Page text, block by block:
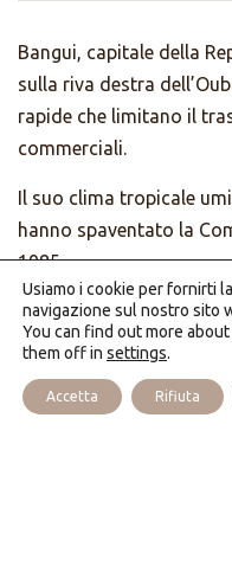
Bangui, capitale della
sulla riva destra
rapide che limitano il
commerciali.
Il suo clima tropicale
hanno spaventato la
1985.
La Comunità propone
tempi di formazione per
Delle missioni di
Usiamo i cookie per fornirti
navigazione sul nostro sito
You can find out more
them off in settings.
Accetta Rifiuta